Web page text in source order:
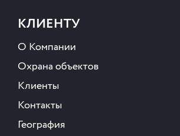
КЛИЕНТУ
О Компании
Охрана объектов
Клиенты
Контакты
География